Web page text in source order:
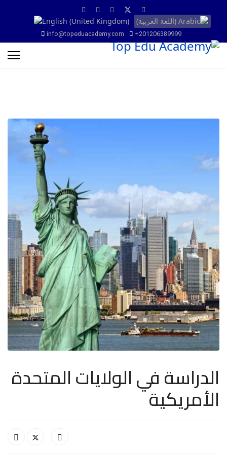
+201206389999
info@topeduacademy.com
الدراسة في الولايات المتحدة
الأمريكية